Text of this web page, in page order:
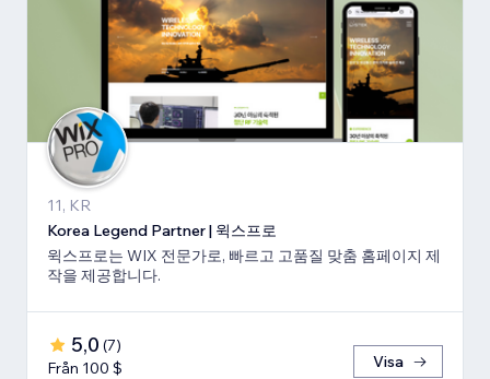
11, KR
Korea Legend Partner | 윅스프로
윅스프로는 WIX 전문가로, 빠르고 고품질 맞춤 홈페이지 제
작을 제공합니다.
5,0 (7)
Från 100 $
Visa